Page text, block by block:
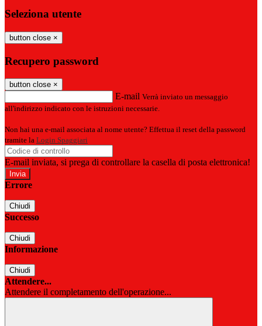
Seleziona utente
button close ×
Recupero password
button close ×
E-mail Verrà inviato un messaggio
all'indirizzo indicato con le istruzioni necessarie.
Non hai una e-mail associata al nome utente? Effettua il reset della password
tramite la Login Spaggiari
E-mail inviata, si prega di controllare la casella di posta elettronica!
Errore
Chiudi
Successo
Chiudi
Informazione
Chiudi
Attendere...
Attendere il completamento dell'operazione...